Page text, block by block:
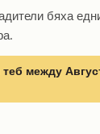
бяха
между